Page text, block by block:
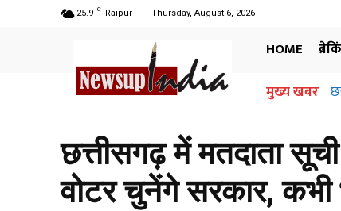
25.9 C Raipur Thursday, August 6, 2026
HOME
मुख्य खबर
छत्तीसगढ़ में मतदाता
वोटर चुनेंगे सरकार,